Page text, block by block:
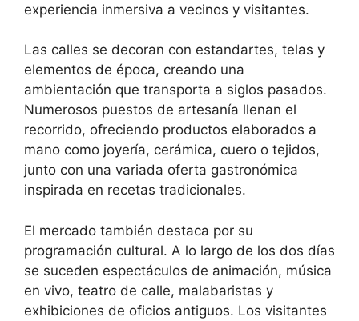
experiencia inmersiva a vecinos y visitantes.
Las calles se decoran con estandartes, telas y
elementos de época, creando una
ambientación que transporta a siglos pasados.
Numerosos puestos de artesanía llenan el
recorrido, ofreciendo productos elaborados a
mano como joyería, cerámica, cuero o tejidos,
junto con una variada oferta gastronómica
inspirada en recetas tradicionales.
El mercado también destaca por su
programación cultural. A lo largo de los dos días
se suceden espectáculos de animación, música
en vivo, teatro de calle, malabaristas y
exhibiciones de oficios antiguos. Los visitantes